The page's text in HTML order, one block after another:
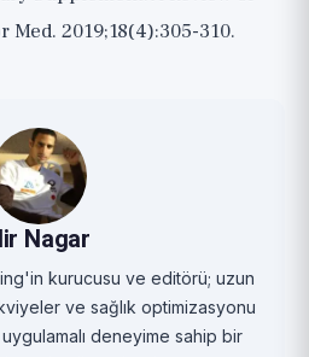
2019;18(4):305-310.
Nagar
kurucusu ve editörü; uzun
ve sağlık optimizasyonu
uygulamalı deneyime sahip bir